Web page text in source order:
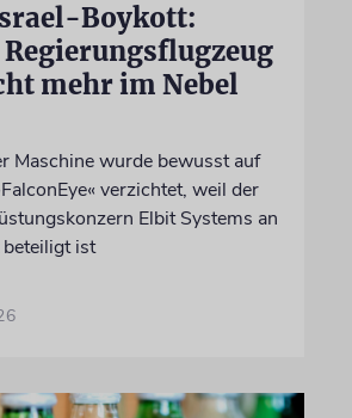
Boykott:
mehr im Nebel
Maschine wurde bewusst auf
verzichtet, weil der
Elbit Systems an
ist